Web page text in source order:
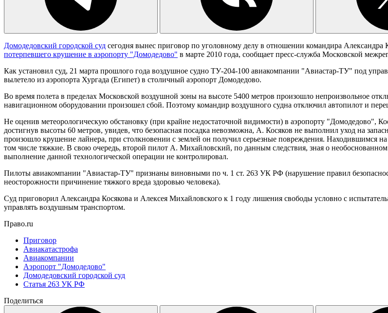
Домодедовский городской суд сегодня вынес приговор по уголовному делу в отношении командира
потерпевшего крушение в аэропорту "Домодедово" в марте 2010 года, сообщает пресс-служба Московской
Как установил суд, 21 марта прошлого года воздушное судно ТУ-204-100 авиакомпании "Авиастар-ТУ" под
вылетело из аэропорта Хургада (Египет) в столичный аэропорт Домодедово.
Во время полета в пределах Московской воздушной зоны на высоте 5400 метров произошло непроизвольное
навигационном оборудовании произошел сбой. Поэтому командир воздушного судна отключил автопилот и
Не оценив метеорологическую обстановку (при крайне недостаточной видимости) в аэропорту "Домодедово",
достигнув высоты 60 метров, увидев, что безопасная посадка невозможна, А. Косяков не выполнил уход на
произошло крушение лайнера, при столкновении с землей он получил серьезные повреждения. Находившимся
том числе тяжкие. В свою очередь, второй пилот А. Михайловский, по данным следствия, зная о
выполнение данной технологической операции не контролировал.
Пилоты авиакомпании "Авиастар-ТУ" признаны виновными по ч. 1 ст. 263 УК РФ (нарушение правил
неосторожности причинение тяжкого вреда здоровью человека).
Суд приговорил Александра Косякова и Алексея Михайловского к 1 году лишения свободы условно с
управлять воздушным транспортом.
Право.ru
Приговор
Авиакатастрофа
Авиакомпании
Аэропорт "Домодедово"
Домодедовский городской суд
Статья 263 УК РФ
Поделиться